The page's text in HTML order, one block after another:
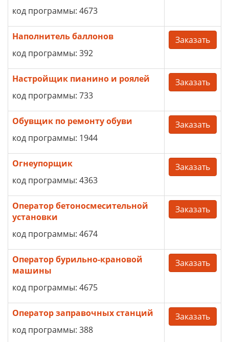
код программы: 4673
Наполнитель баллонов
код программы: 392
Заказать
Настройщик пианино и роялей
код программы: 733
Заказать
Обувщик по ремонту обуви
код программы: 1944
Заказать
Огнеупорщик
код программы: 4363
Заказать
Оператор бетоносмесительной
установки
код программы: 4674
Заказать
Оператор бурильно-крановой
машины
код программы: 4675
Заказать
Оператор заправочных станций
код программы: 388
Заказать